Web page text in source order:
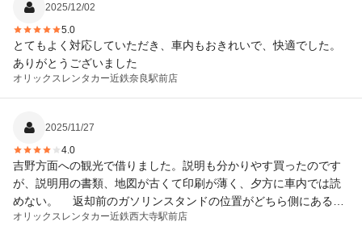
2025/12/02
5.0
とてもよく対応していただき、車内もおきれいで、快適でした。
ありがとうございました
オリックスレンタカー近鉄奈良駅前店
2025/11/27
4.0
吉野方面への観光で借りました。説明も分かりやす買ったのです
が、説明用の書類、地図が古くて印刷が薄く、夕方に車内では読
めない。 返却前のガソリンスタンドの位置がどちら側にあるか
分かるとありがたい。反対車線にあるとがっかり。 あとこれは希
オリックスレンタカー近鉄西大寺駅前店